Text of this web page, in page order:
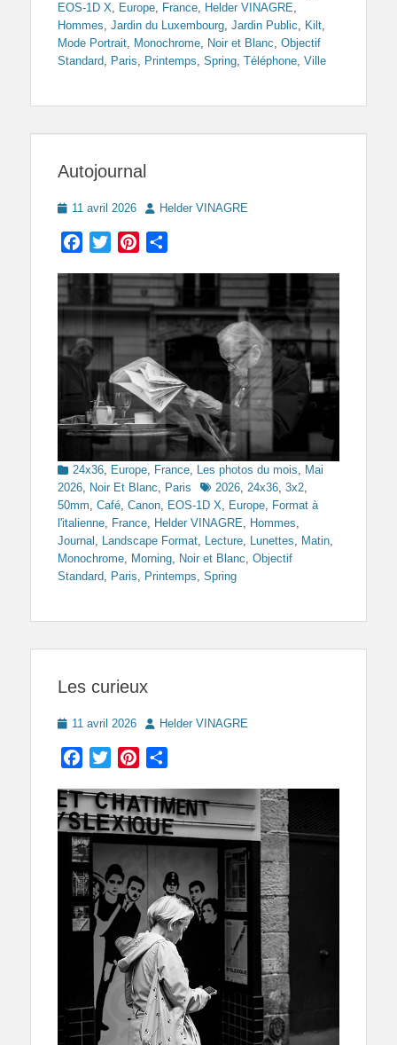
EOS-1D X, Europe, France, Helder VINAGRE,
Hommes, Jardin du Luxembourg, Jardin Public, Kilt,
Mode Portrait, Monochrome, Noir et Blanc, Objectif
Standard, Paris, Printemps, Spring, Téléphone, Ville
Autojournal
Posted
11 avril 2026 AuthorHelder VINAGRE
Facebook
TwitterPinterest
Categories
24x36, Europe, France, Les photos du mois, Mai
2026, Noir Et Blanc, Paris Tags2026, 24x36, 3x2,
50mm, Café, Canon, EOS-1D X, Europe, Format à
l'italienne, France, Helder VINAGRE, Hommes,
Journal , Landscape Format, Lecture, Lunettes, Matin,
Monochrome, Morning, Noir et Blanc, Objectif
Standard, Paris, Printemps, Spring
Les curieux
Posted
11 avril 2026 AuthorHelder VINAGRE
Facebook
TwitterPinterest